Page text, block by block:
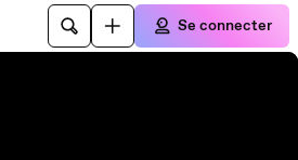
Se connecter